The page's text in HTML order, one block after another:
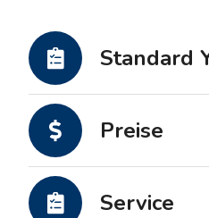
Standard
Preise
Service